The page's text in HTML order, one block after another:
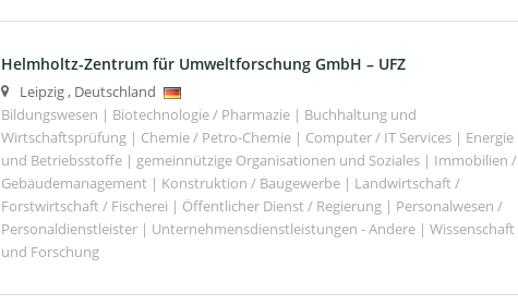
Helmholtz-Zentrum für Umweltforschung GmbH – UFZ
Leipzig, Deutschland
Bildungswesen | Biotechnologie / Pharmazie | Buchhaltung und
Wirtschaftsprüfung | Chemie / Petro-Chemie | Computer / IT Services | Energie
und Betriebsstoffe | gemeinnützige Organisationen und Soziales | Immobilien /
Gebäudemanagement | Konstruktion / Baugewerbe | Landwirtschaft /
Forstwirtschaft / Fischerei | Öffentlicher Dienst / Regierung | Personalwesen /
Personaldienstleister | Unternehmensdienstleistungen - Andere | Wissenschaft
und Forschung